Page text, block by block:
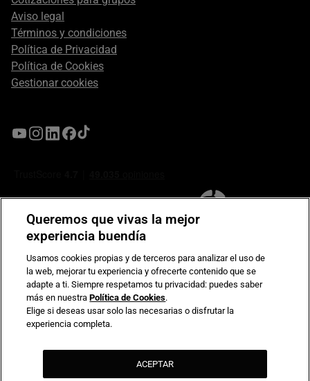
Aviso legal
Términos y condiciones
Política de Privacidad
Política de Cookies
Gestionar cookies
Compromiso de seguridad en pagos electrónicos
Queremos que vivas la mejor
experiencia buendía
Usamos cookies propias y de terceros para analizar el uso de
la web, mejorar tu experiencia y ofrecerte contenido que se
adapte a ti. Siempre respetamos tu privacidad: puedes saber
más en nuestraPolítica de Cookies.
Elige si deseas usar solo las necesarias o disfrutar la
experiencia completa.
ACEPTAR